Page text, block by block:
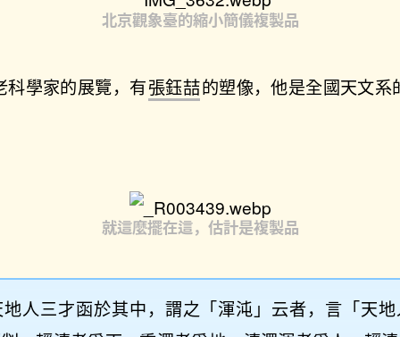
北京觀象臺的縮小簡儀複製品
科學家的展覽，有張鈺喆的塑像，他是全國天文系
就這麼擺在這，估計是複製品
人三才函於其中，謂之「渾沌」云者，言「天